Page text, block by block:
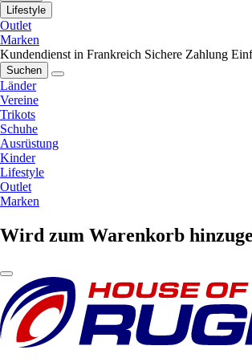
Lifestyle
Outlet
Marken
Kundendienst in Frankreich Sichere Zahlung
Suchen
Länder
Vereine
Trikots
Schuhe
Ausrüstung
Kinder
Lifestyle
Outlet
Marken
Wird zum Warenkorb